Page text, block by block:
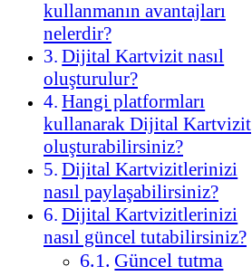
kullanmanın avantajları
nelerdir?
Dijital Kartvizit nasıl
oluşturulur?
Hangi platformları
kullanarak Dijital Kartvizit
oluşturabilirsiniz?
Dijital Kartvizitlerinizi
nasıl paylaşabilirsiniz?
Dijital Kartvizitlerinizi
nasıl güncel tutabilirsiniz?
Güncel tutma